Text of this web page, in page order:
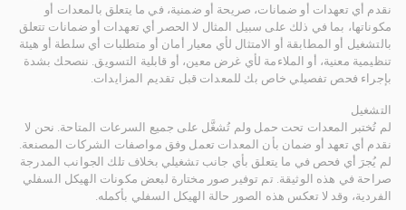
نقدم أي تعهدات أو ضمانات، صريحة أو ضمنية، في ما يتعلق بالمعدات أو
مكوناتها، بما في ذلك على سبيل المثال لا الحصر أي تعهدات أو ضمانات تتعلق
بالتشغيل أو المطابقة أو الامتثال لأي معيار أمان أو متطلبات أي سلطة أو هيئة
تنظيمية معنية، أو الملاءمة لأي غرض معين، أو قابلية التسويق. ننصحك بشدة
بإجراء فحص تفصيلي خاص بك للمعدات قبل تقديم المزايدات.
التشغيل
لم تُختبر المعدات تحت حمل ولم تُشغَّل على جميع السرعات المتاحة. نحن لا
نقدم أي تعهد أو ضمان بأن المعدات تعمل وفق مواصفات الشركات المصنعة.
لم يُجرَ أي فحص في ما يتعلق بأي جانب تشغيلي بخلاف تلك الجوانب المدرجة
صراحة في هذه الوثيقة. تم توفير صور مختارة لبعض مكونات الهيكل السفلي
الفردية، وقد لا تعكس هذه الصور حالة الهيكل السفلي بأكمله.